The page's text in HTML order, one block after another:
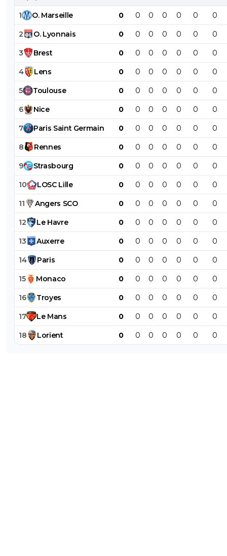
1 O. Marseille 0 0 0 0 0 0 0
2 O. Lyonnais 0 0 0 0 0 0 0
3 Brest 0 0 0 0 0 0 0
4 Lens 0 0 0 0 0 0 0
5 Toulouse 0 0 0 0 0 0 0
6 Nice 0 0 0 0 0 0 0
7 Paris Saint Germain 0 0 0 0 0 0 0
8 Rennes 0 0 0 0 0 0 0
9 Strasbourg 0 0 0 0 0 0 0
10 LOSC Lille 0 0 0 0 0 0 0
11 Angers SCO 0 0 0 0 0 0 0
12 Le Havre 0 0 0 0 0 0 0
13 Auxerre 0 0 0 0 0 0 0
14 Paris 0 0 0 0 0 0 0
15 Monaco 0 0 0 0 0 0 0
16 Troyes 0 0 0 0 0 0 0
17 Le Mans 0 0 0 0 0 0 0
18 Lorient 0 0 0 0 0 0 0